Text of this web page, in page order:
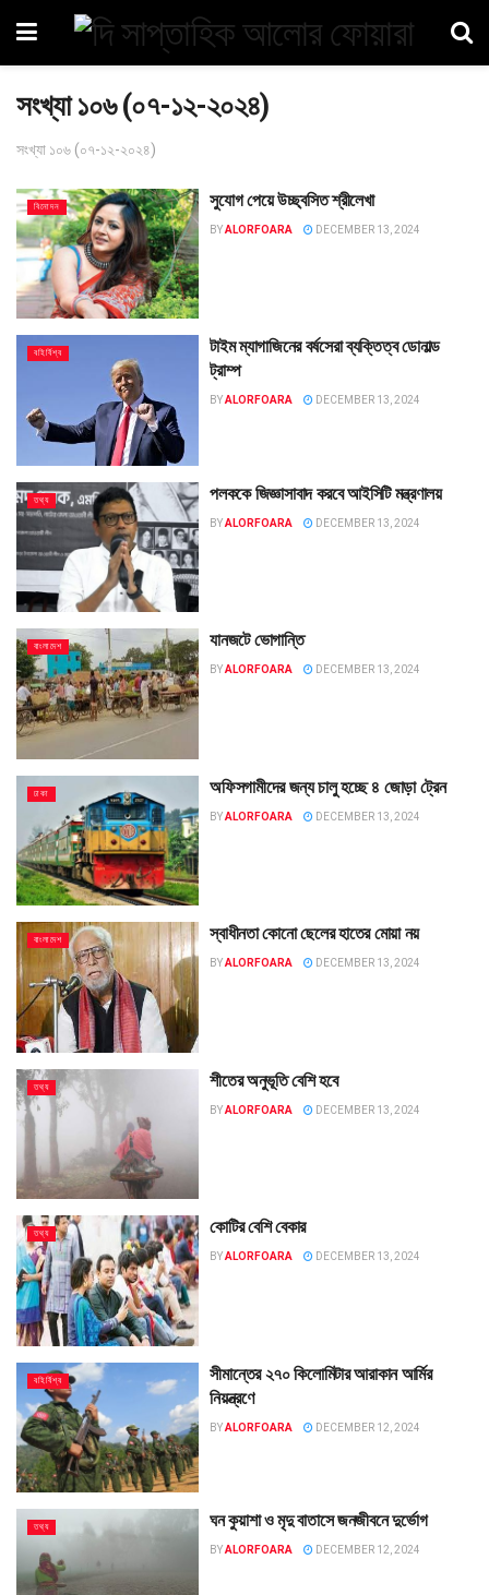
সংখ্যা ১০৬ (০৭-১২-২০২৪)
সংখ্যা ১০৬ (০৭-১২-২০২৪)
বিনোদন সুযোগ পেয়ে উচ্ছ্বসিত শ্রীলেখা
BYALORFOARA DECEMBER 13, 2024
বহির্বিশ্ব
টাইম ম্যাগাজিনের বর্ষসেরা ব্যক্তিত্ব ডোনাল্ড
ট্রাম্প
BYALORFOARA DECEMBER 13, 2024
তথ্য পলককে জিজ্ঞাসাবাদ করবে আইসিটি মন্ত্রণালয়
BYALORFOARA DECEMBER 13, 2024
বাংলাদেশ যানজটে ভোগান্তি
BYALORFOARA DECEMBER 13, 2024
ঢাকা অফিসগামীদের জন্য চালু হচ্ছে ৪ জোড়া ট্রেন
BYALORFOARA DECEMBER 13, 2024
বাংলাদেশ স্বাধীনতা কোনো ছেলের হাতের মোয়া নয়
BYALORFOARA DECEMBER 13, 2024
তথ্য শীতের অনুভূতি বেশি হবে
BYALORFOARA DECEMBER 13, 2024
তথ্য কোটির বেশি বেকার
BYALORFOARA DECEMBER 13, 2024
বহির্বিশ্ব
সীমান্তের ২৭০ কিলোমিটার আরাকান আর্মির
নিয়ন্ত্রণে
BYALORFOARA DECEMBER 12, 2024
তথ্য ঘন কুয়াশা ও মৃদু বাতাসে জনজীবনে দুর্ভোগ
BYALORFOARA DECEMBER 12, 2024